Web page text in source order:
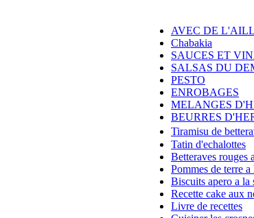
AVEC DE
Chabakia
SAUCES ET
SALSAS DU
PESTO
ENROBAGES
MELANGES
BEURRES
Tiramisu de
Tatin d'echalottes
Betteraves rouges
Pommes de terre a
Biscuits apero a la
Recette cake aux
Livre de recettes